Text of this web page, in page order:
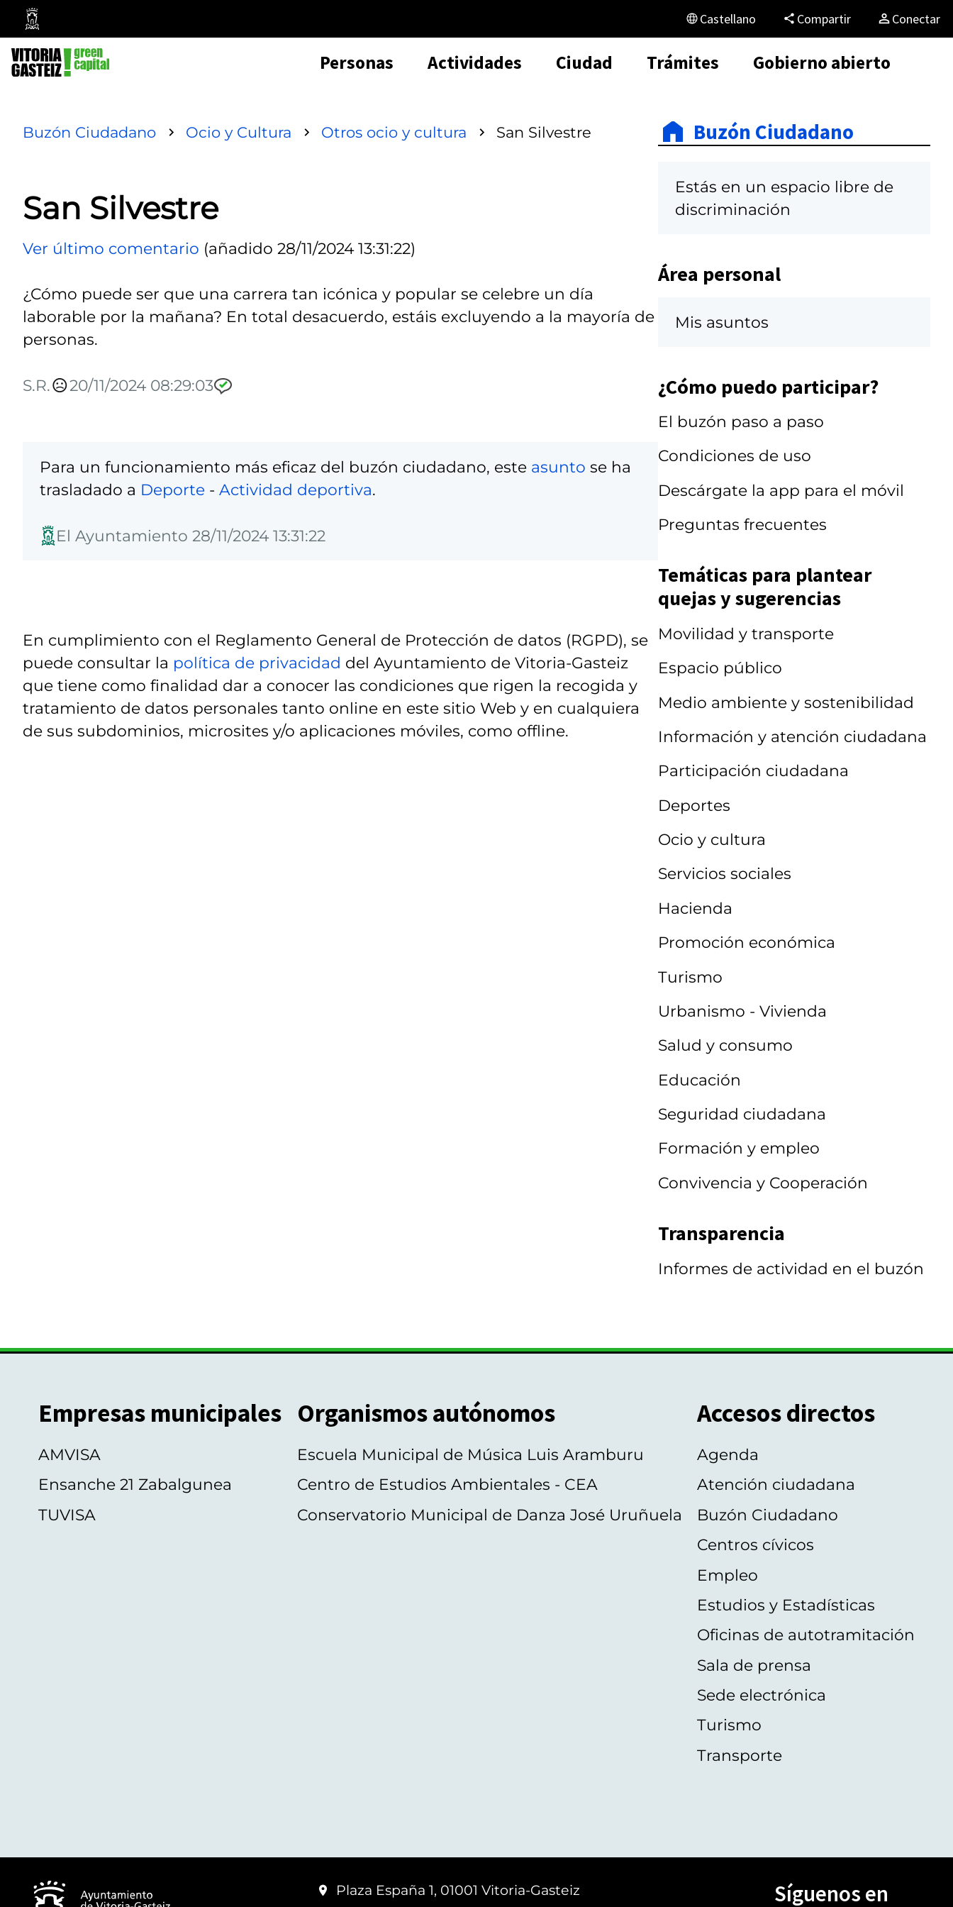
Ayuntamiento
Vitoria-
Gasteiz
Castellano Compartir Conectar
Personas Actividades Ciudad Trámites Gobierno abierto
Buzón Ciudadano Ocio y Cultura Otros ocio y cultura San Silvestre
San Silvestre
Ver último comentario (añadido 28/11/2024 13:31:22)
¿Cómo puede ser que una carrera tan icónica y popular se celebre un día
laborable por la mañana? En total desacuerdo, estáis excluyendo a la mayoría de
personas.
S.R. 20/11/2024 08:29:03
Para un funcionamiento más eficaz del buzón ciudadano, este asunto se ha
trasladado a Deporte - Actividad deportiva.
El Ayuntamiento 28/11/2024 13:31:22
En cumplimiento con el Reglamento General de Protección de datos (RGPD), se
puede consultar la política de privacidad del Ayuntamiento de Vitoria-Gasteiz
que tiene como finalidad dar a conocer las condiciones que rigen la recogida y
tratamiento de datos personales tanto online en este sitio Web y en cualquiera
de sus subdominios, microsites y/o aplicaciones móviles, como offline.
Buzón Ciudadano
Estás en un espacio libre de
discriminación
Área personal
Mis asuntos
¿Cómo puedo participar?
El buzón paso a paso
Condiciones de uso
Descárgate la app para el móvil
Preguntas frecuentes
Temáticas para plantear
quejas y sugerencias
Movilidad y transporte
Espacio público
Medio ambiente y sostenibilidad
Información y atención ciudadana
Participación ciudadana
Deportes
Ocio y cultura
Servicios sociales
Hacienda
Promoción económica
Turismo
Urbanismo - Vivienda
Salud y consumo
Educación
Seguridad ciudadana
Formación y empleo
Convivencia y Cooperación
Transparencia
Informes de actividad en el buzón
Empresas municipales
AMVISA
Ensanche 21 Zabalgunea
TUVISA
Organismos autónomos
Escuela Municipal de Música Luis Aramburu
Centro de Estudios Ambientales - CEA
Conservatorio Municipal de Danza José Uruñuela
Accesos directos
Agenda
Atención ciudadana
Buzón Ciudadano
Centros cívicos
Empleo
Estudios y Estadísticas
Oficinas de autotramitación
Sala de prensa
Sede electrónica
Turismo
Transporte
Plaza España 1, 01001 Vitoria-Gasteiz Síguenos en